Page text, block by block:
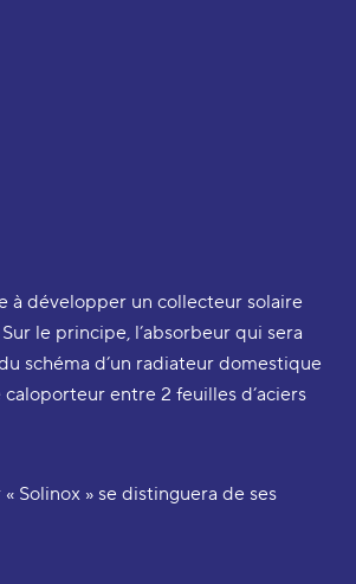
à développer un collecteur solaire
le principe, l’absorbeur qui sera
schéma d’un radiateur domestique
entre 2 feuilles d’aciers
Solinox » se distinguera de ses